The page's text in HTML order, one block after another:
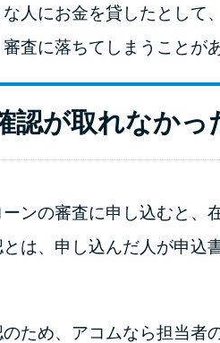
な人にお金を貸したとして
査に落ちてしまうことが
認が取れなかっ
ンの審査に申し込むと、
は、申し込んだ人が申込
ため、アコムなら担当者